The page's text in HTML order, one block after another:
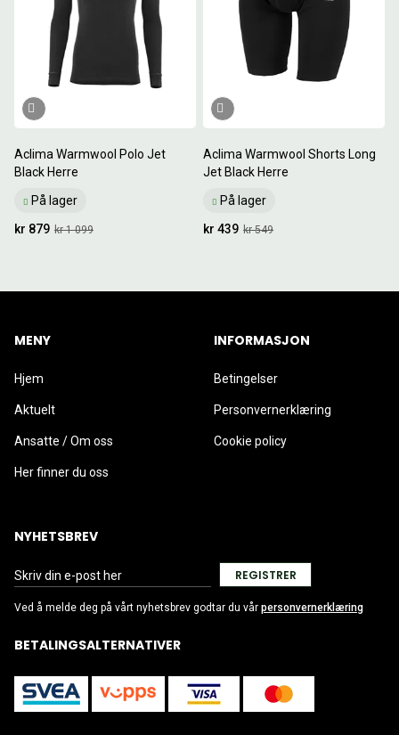
Aclima Warmwool Polo Jet
Black Herre
På lager
kr 1 099
kr 879
Aclima Warmwool Shorts Long
Jet Black Herre
På lager
kr 549
kr 439
MENY
Hjem
Aktuelt
Ansatte / Om oss
Her finner du oss
INFORMASJON
Betingelser
Personvernerklæring
Cookie policy
NYHETSBREV
REGISTRER
Ved å melde deg på vårt nyhetsbrev godtar du vår personvernerklæring
BETALINGSALTERNATIVER